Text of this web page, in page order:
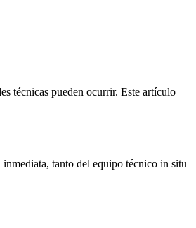
técnicas pueden ocurrir. Este artículo
tanto del equipo técnico in situ